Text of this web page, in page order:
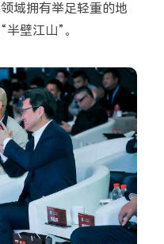
域拥有举足轻重的地
壁江山”。